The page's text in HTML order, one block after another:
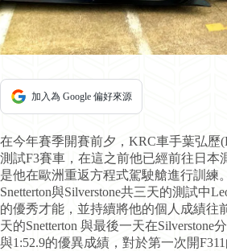
加入為 Google 偏好來源
在今年賽季開賽前夕，KRC車手葉弘歷
測試F3賽車，在這之前他已經前往日本
是他在歐洲重返方程式駕駛艙進行訓練
Snetterton與Silverstone共三天的測試中
的優秀才能，並持續將他的個人成績往
天的Snetterton 與最後一天在Silverstone
與1:52.9的優異成績，對於第一次開